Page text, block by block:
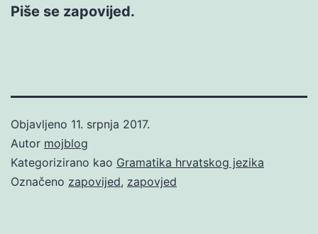
Piše se zapovijed.
Objavljeno 11. srpnja 2017.
Autor mojblog
Kategorizirano kao Gramatika hrvatskog jezika
Označeno zapovijed, zapovjed